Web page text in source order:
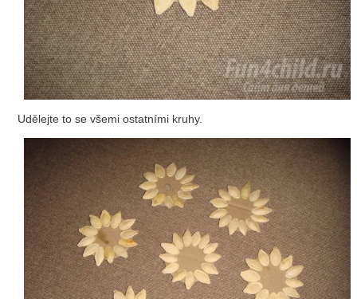
Udělejte to se všemi ostatními kruhy.